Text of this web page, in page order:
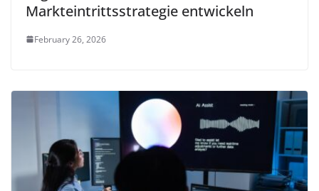
Markteintrittsstrategie entwickeln
February 26, 2026